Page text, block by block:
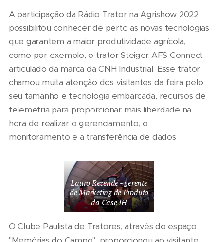
A participação da Rádio Trator na Agrishow 2022
possibilitou conhecer de perto as novas tecnologias
que garantem a maior produtividade agrícola,
como por exemplo, o trator Steiger AFS Connect
articulado da marca da CNH Industrial. Esse trator
chamou muita atenção dos visitantes da feira pelo
seu tamanho e tecnologia embarcada, recursos de
telemetria para proporcionar mais liberdade na
hora de realizar o gerenciamento, o
monitoramento e a transferência de dados
Lauro Rezende - gerente
de Marketing de Produto
da Case IH
O Clube Paulista de Tratores, através do espaço